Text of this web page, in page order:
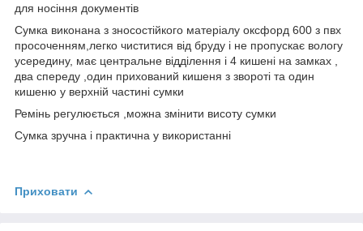
для носіння документів
Сумка виконана з зносостійкого матеріалу оксфорд 600 з пвх
просоченням,легко чиститися від бруду і не пропускає вологу
усередину, має центральне відділення і 4 кишені на замках ,
два спереду ,один прихований кишеня з звороті та один
кишеню у верхній частині сумки
Ремінь регулюється ,можна змінити висоту сумки
Сумка зручна і практична у використанні
Приховати